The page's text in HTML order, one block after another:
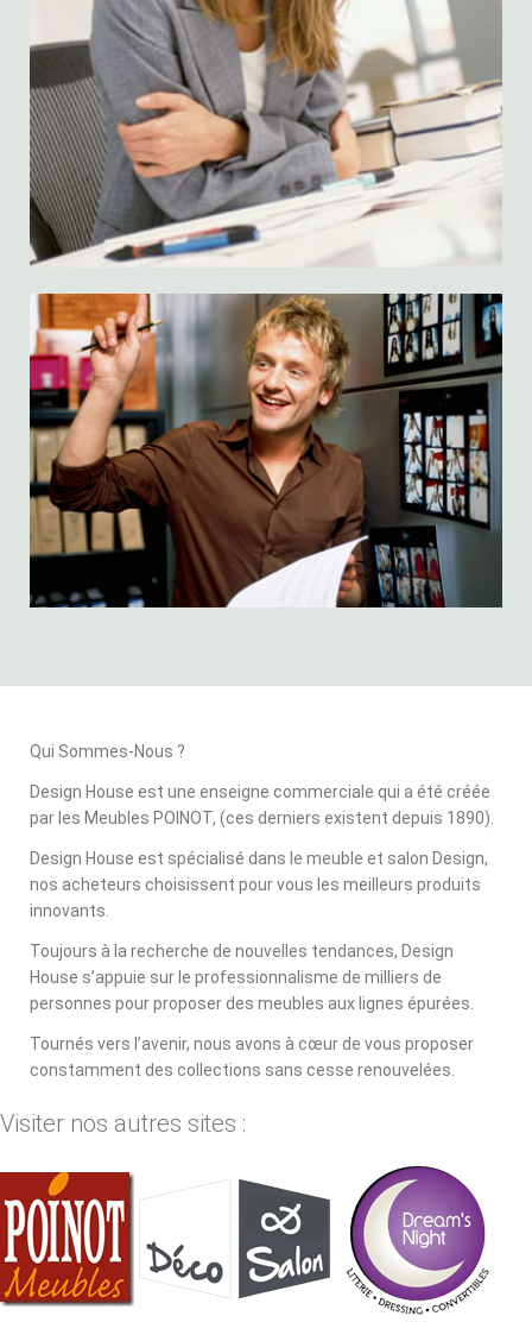
Qui Sommes-Nous ?
Design House est une enseigne commerciale qui a été créée
par les Meubles POINOT, (ces derniers existent depuis 1890).
Design House est spécialisé dans le meuble et salon Design,
nos acheteurs choisissent pour vous les meilleurs produits
innovants.
Toujours à la recherche de nouvelles tendances, Design
House s’appuie sur le professionnalisme de milliers de
personnes pour proposer des meubles aux lignes épurées.
Tournés vers l’avenir, nous avons à cœur de vous proposer
constamment des collections sans cesse renouvelées.
Visiter nos autres sites :